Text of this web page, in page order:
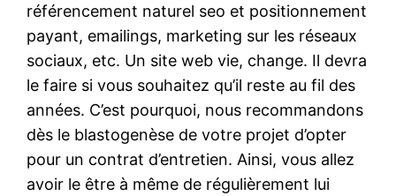
référencement naturel seo et positionnement
payant, emailings, marketing sur les réseaux
sociaux, etc. Un site web vie, change. Il devra
le faire si vous souhaitez qu’il reste au fil des
années. C’est pourquoi, nous recommandons
dès le blastogenèse de votre projet d’opter
pour un contrat d’entretien. Ainsi, vous allez
avoir le être à même de régulièrement lui